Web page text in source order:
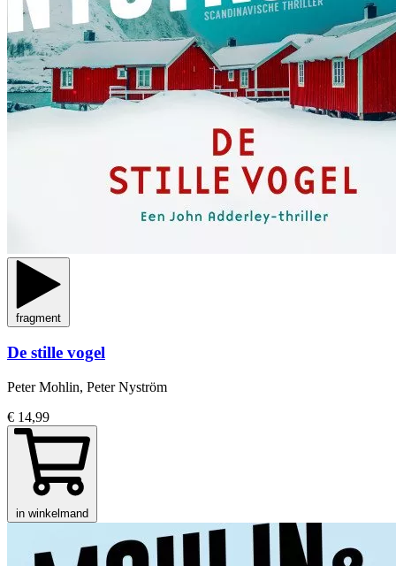
fragment
De stille vogel
Peter Mohlin, Peter Nyström
€ 14,99
in winkelmand